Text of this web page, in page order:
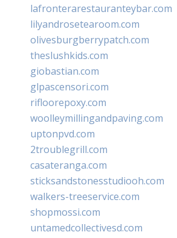
lafronterarestauranteybar.com
lilyandrosetearoom.com
olivesburgberrypatch.com
theslushkids.com
giobastian.com
glpascensori.com
rifloorepoxy.com
woolleymillingandpaving.com
uptonpvd.com
2troublegrill.com
casateranga.com
sticksandstonesstudiooh.com
walkers-treeservice.com
shopmossi.com
untamedcollectivesd.com